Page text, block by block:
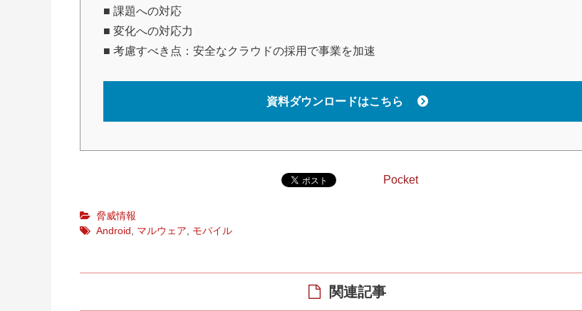
■ 課題への対応
■ 変化への対応力
■ 考慮すべき点：安全なクラウドの採用で事業を加速
資料ダウンロードはこちら
Pocket
脅威情報
Android
マルウェア モバイル
関連記事